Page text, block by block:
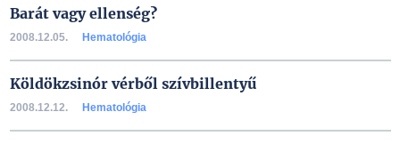
Barát vagy ellenség?
2008.12.05. Hematológia
Köldökzsinór vérből szívbillentyű
2008.12.12. Hematológia